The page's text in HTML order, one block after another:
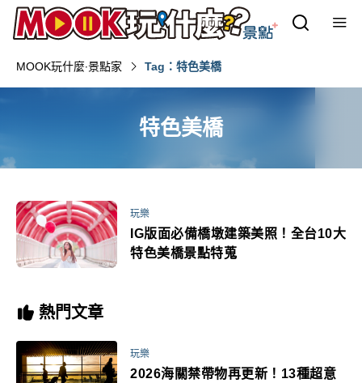
MOOK玩什麼‧景點家 Tag：特色美橋
特色美橋
玩樂
IG版面必備橋墩建築美照！全台10大
特色美橋景點特蒐
熱門文章
玩樂
2026海關禁帶物再更新！13種超意